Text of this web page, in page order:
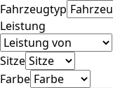
Fahrzeugtyp
Leistung
Sitze
Farbe